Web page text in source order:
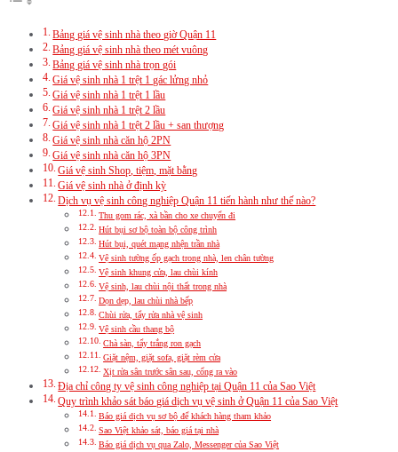
Bảng giá vệ sinh nhà theo giờ Quận 11
Bảng giá vệ sinh nhà theo mét vuông
Bảng giá vệ sinh nhà trọn gói
Giá vệ sinh nhà 1 trệt 1 gác lửng nhỏ
Giá vệ sinh nhà 1 trệt 1 lầu
Giá vệ sinh nhà 1 trệt 2 lầu
Giá vệ sinh nhà 1 trệt 2 lầu + san thượng
Giá vệ sinh nhà căn hộ 2PN
Giá vệ sinh nhà căn hộ 3PN
Giá vệ sinh Shop, tiệm, mặt bằng
Giá vệ sinh nhà ở định kỳ
Dịch vụ vệ sinh công nghiệp Quận 11 tiến hành như thế nào?
Thu gom rác, xà bần cho xe chuyển đi
Hút bụi sơ bộ toàn bộ công trình
Hút bụi, quét mạng nhện trần nhà
Vệ sinh tường ốp gạch trong nhà, len chân tường
Vệ sinh khung cửa, lau chùi kính
Vệ sinh, lau chùi nội thất trong nhà
Dọn dẹp, lau chùi nhà bếp
Chùi rửa, tẩy rửa nhà vệ sinh
Vệ sinh cầu thang bộ
Chà sàn, tẩy trắng ron gạch
Giặt nệm, giặt sofa, giặt rèm cửa
Xịt rửa sân trước sân sau, cổng ra vào
Địa chỉ công ty vệ sinh công nghiệp tại Quận 11 của Sao Việt
Quy trình khảo sát báo giá dịch vụ vệ sinh ở Quận 11 của Sao Việt
Báo giá dịch vụ sơ bộ để khách hàng tham khảo
Sao Việt khảo sát, báo giá tại nhà
Báo giá dịch vụ qua Zalo, Messenger của Sao Việt